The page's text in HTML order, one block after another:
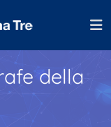
della